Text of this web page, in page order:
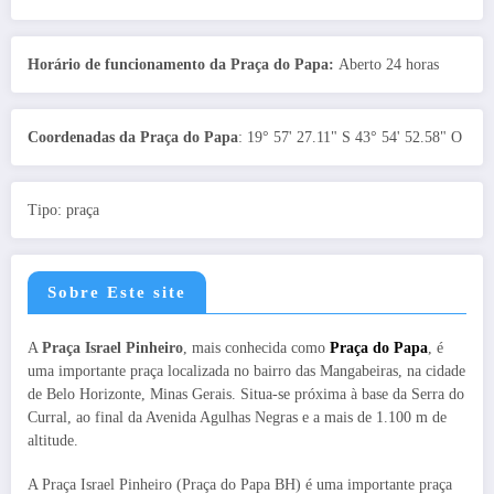
Horário de funcionamento da Praça do Papa: Aberto 24 horas
Coordenadas da Praça do Papa: 19° 57' 27.11" S 43° 54' 52.58" O
Tipo: praça
Sobre Este site
A Praça Israel Pinheiro , mais conhecida como Praça do Papa , é
uma importante praça localizada no bairro das Mangabeiras, na cidade
de Belo Horizonte, Minas Gerais. Situa-se próxima à base da Serra do
Curral, ao final da Avenida Agulhas Negras e a mais de 1.100 m de
altitude.
A Praça Israel Pinheiro (Praça do Papa BH) é uma importante praça